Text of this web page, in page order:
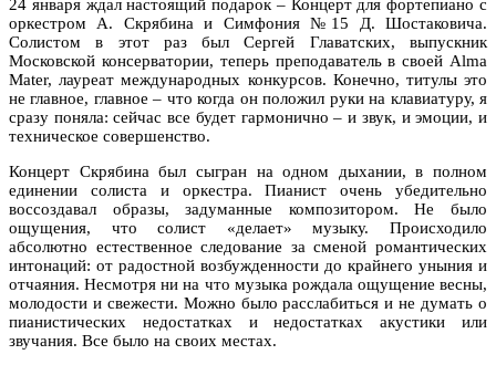
24 января ждал настоящий подарок – Концерт для фортепиано с
оркестром А. Скрябина и Симфония №15 Д. Шостаковича.
Солистом в этот раз был Сергей Главатских, выпускник
Московской консерватории, теперь преподаватель в своей Alma
Mater, лауреат международных конкурсов. Конечно, титулы это
не главное, главное – что когда он положил руки на клавиатуру, я
сразу поняла: сейчас все будет гармонично – и звук, и эмоции, и
техническое совершенство.
Концерт Скрябина был сыгран на одном дыхании, в полном
единении солиста и оркестра. Пианист очень убедительно
воссоздавал образы, задуманные композитором. Не было
ощущения, что солист «делает» музыку. Происходило
абсолютно естественное следование за сменой романтических
интонаций: от радостной возбужденности до крайнего уныния и
отчаяния. Несмотря ни на что музыка рождала ощущение весны,
молодости и свежести. Можно было расслабиться и не думать о
пианистических недостатках и недостатках акустики или
звучания. Все было на своих местах.